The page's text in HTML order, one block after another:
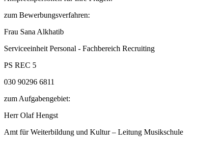
zum Bewerbungsverfahren:
Frau Sana Alkhatib
Serviceeinheit Personal - Fachbereich Recruiting
PS REC 5
030 90296 6811
zum Aufgabengebiet:
Herr Olaf Hengst
Amt für Weiterbildung und Kultur – Leitung Musikschule